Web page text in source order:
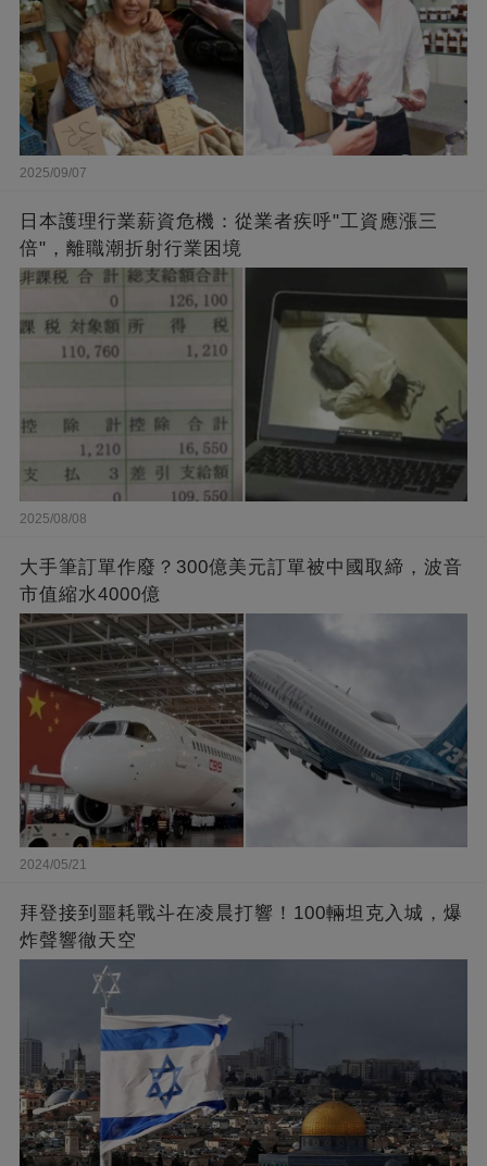
2025/09/07
日本護理行業薪資危機：從業者疾呼"工資應漲三
倍"，離職潮折射行業困境
2025/08/08
大手筆訂單作廢？300億美元訂單被中國取締，波音
市值縮水4000億
2024/05/21
拜登接到噩耗戰斗在凌晨打響！100輛坦克入城，爆
炸聲響徹天空